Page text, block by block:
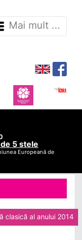
Mai mult ...
5 stele
Europeană de
clasică al anului 2014